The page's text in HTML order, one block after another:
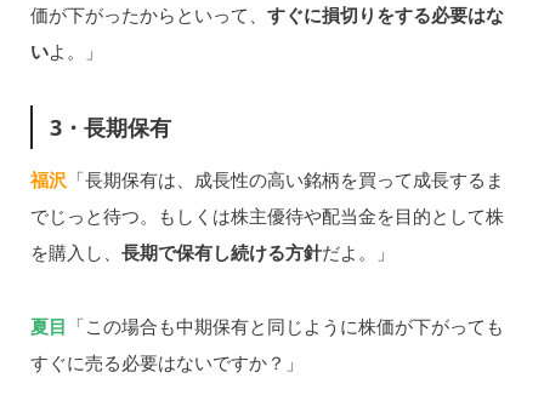
価が下がったからといって、 すぐに損切りをする必要はな
いよ。」
3・長期保有
福沢「長期保有は、成長性の高い銘柄を買って成長するま
でじっと待つ。もしくは株主優待や配当金を目的として株
を購入し、 長期で保有し続ける方針だよ。」
夏目 「この場合も中期保有と同じように株価が下がっても
すぐに売る必要はないですか？」